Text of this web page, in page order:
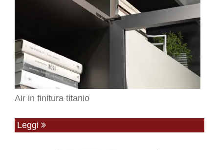
Air in finitura titanio
Leggi